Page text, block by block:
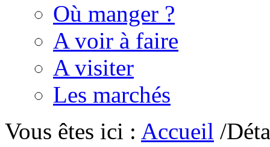
Où manger ?
A voir à faire
A visiter
Les marchés
Vous êtes ici : Accueil /